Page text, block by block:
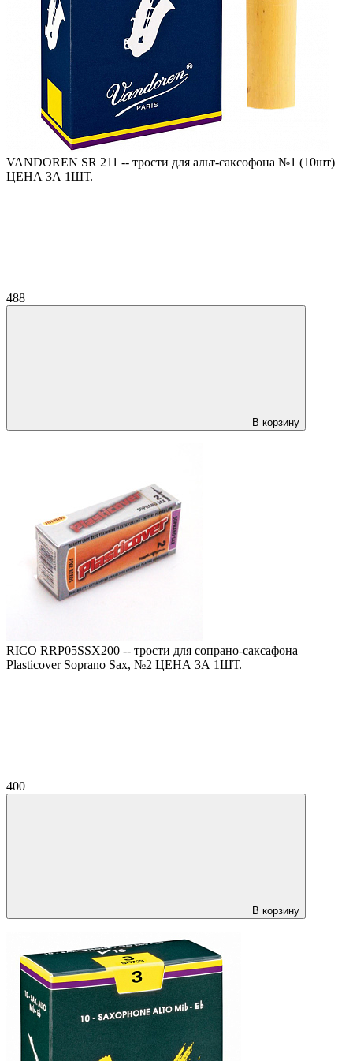
VANDOREN SR 211 -- трости для альт-саксофона №1 (10шт)
ЦЕНА ЗА 1ШТ.
488
В корзину
RICO RRP05SSX200 -- трости для сопрано-саксафона
Plasticover Soprano Sax, №2 ЦЕНА ЗА 1ШТ.
400
В корзину